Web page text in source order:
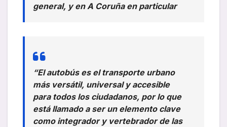
general, y en A Coruña en particular
“El autobús es el transporte urbano
más versátil, universal y accesible
para todos los ciudadanos, por lo que
está llamado a ser un elemento clave
como integrador y vertebrador de las